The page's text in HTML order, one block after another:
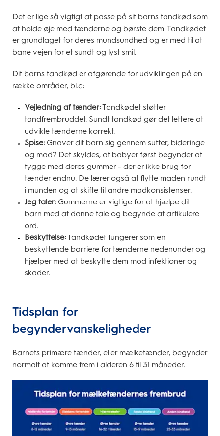
Det er lige så vigtigt at passe på sit barns tandkød som
at holde øje med tænderne og børste dem. Tandkødet
er grundlaget for deres mundsundhed og er med til at
bane vejen for et sundt og lyst smil.
Dit barns tandkød er afgørende for udviklingen på en
række områder, bl.a:
Vejledning af tænder:Tandkødet støtter
tandfrembruddet. Sundt tandkød gør det lettere at
udvikle tænderne korrekt.
Spise: Gnaver dit barn sig gennem sutter, bideringe
og mad? Det skyldes, at babyer først begynder at
tygge med deres gummer - der er ikke brug for
tænder endnu. De lærer også at flytte maden rundt
i munden og at skifte til andre madkonsistenser.
Jeg taler: Gummerne er vigtige for at hjælpe dit
barn med at danne tale og begynde at artikulere
ord.
Beskyttelse:Tandkødet fungerer som en
beskyttende barriere for tænderne nedenunder og
hjælper med at beskytte dem mod infektioner og
skader.
Tidsplan for
begyndervanskeligheder
Barnets primære tænder, eller mælketænder, begynder
normalt at komme frem i alderen 6 til 31 måneder.